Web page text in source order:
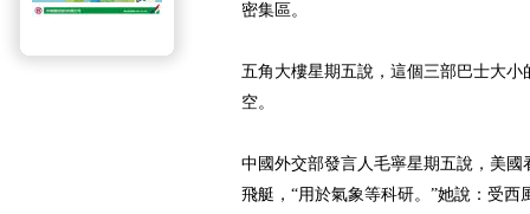
密集區。
五角大樓星期五說，這個三部巴士大
空。
中國外交部發言人毛寧星期五說，美國
飛艇，“用於氣象等科研。”她說：受西